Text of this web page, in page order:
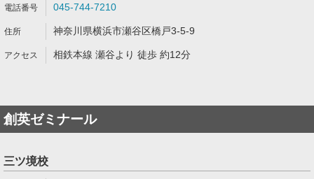
045-744-7210
神奈川県横浜市瀬谷区橋戸3-5-9
相鉄本線 瀬谷より 徒歩 約12分
創英ゼミナール
三ツ境校